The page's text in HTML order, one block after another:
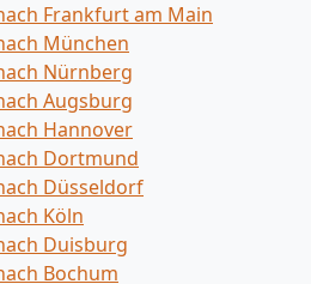
Frankfurt am Main
München
Nürnberg
Augsburg
Hannover
Dortmund
Düsseldorf
Köln
Duisburg
Bochum